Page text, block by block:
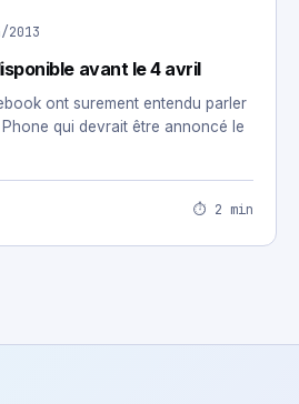
2013
avant le 4 avril
ont surement entendu parler
qui devrait être annoncé le
⏱ 2 min